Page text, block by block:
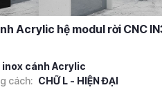
Acrylic hệ modul rời CNC
inox cánh Acrylic
cách: CHỮ L - HIỆN ĐẠI